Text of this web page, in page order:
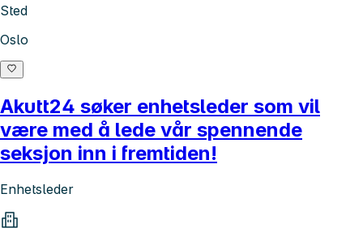
Sted
Oslo
Akutt24 søker enhetsleder som vil
være med å lede vår spennende
seksjon inn i fremtiden!
Enhetsleder